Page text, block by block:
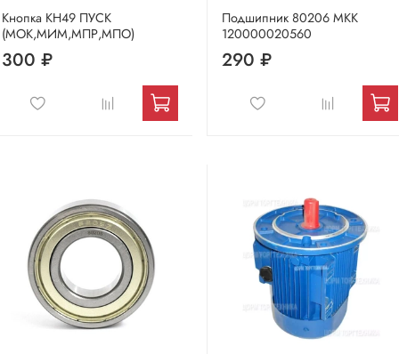
Кнопка КН49 ПУСК
(МОК,МИМ,МПР,МПО)
300 ₽
Подшипник 80206 МКК
120000020560
290 ₽